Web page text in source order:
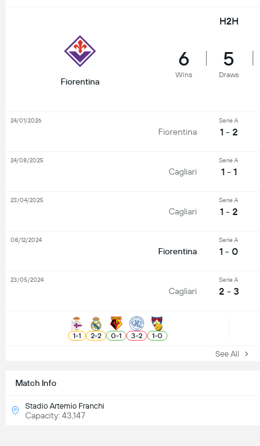
Match Info
Stadio Artemio Franchi
Capacity: 43,147
H2H
Fiorentina
6
Wins
5
Draws
Fiorentina
Serie A
1 - 2
24/01/2026
Cagliari
Serie A
1 - 1
24/08/2025
Cagliari
Serie A
1 - 2
23/04/2025
Fiorentina
Serie A
1 - 0
08/12/2024
Cagliari
Serie A
2 - 3
23/05/2024
1-1 2-2 0-1 3-2 1-0
See All